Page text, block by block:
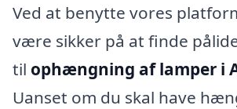
Ved at benytte vores
være sikker på at finde
til ophængning af lamper i
Uanset om du skal have